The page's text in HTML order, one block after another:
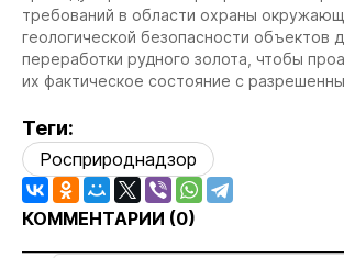
требований в области охраны
геологической безопасности объектов
переработки рудного золота, чтобы
их фактическое состояние с
Теги:
Росприроднадзор
КОММЕНТАРИИ (0)